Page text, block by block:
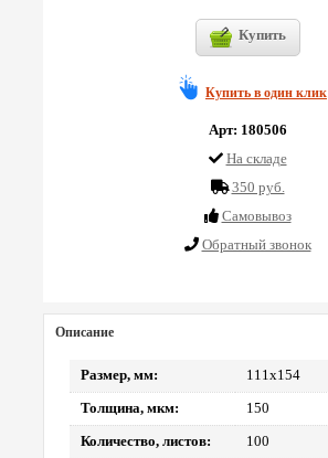
Купить
Купить в один клик
Арт: 180506
На складе
350 руб.
Cамовывоз
Обратный звонок
Описание
Размер, мм: 111х154
Толщина, мкм: 150
Количество, листов: 100